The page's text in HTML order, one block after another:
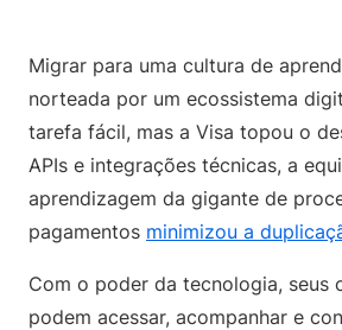
Migrar para uma cultura de
norteada por um ecossistema
tarefa fácil, mas a Visa topou o
APIs e integrações técnicas, a
aprendizagem da gigante de
pagamentos minimizou a
Com o poder da tecnologia, seus
podem acessar, acompanhar e